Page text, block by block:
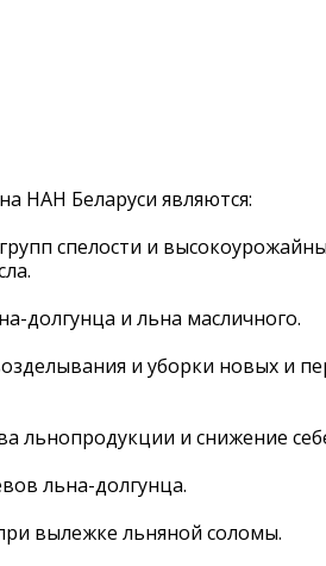
НАН Беларуси являются:
спелости и
долгунца и льна масличного.
и уборки новых и
льнопродукции и снижение
льна-долгунца.
вылежке льняной соломы.